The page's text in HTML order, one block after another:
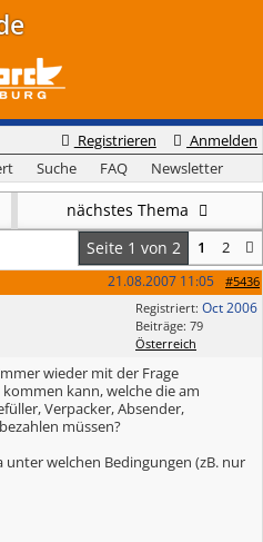
Registrieren Anmelden
Suche FAQ Newsletter
nächstes Thema
Seite 1 von 2 1
2
#5436
21.08.2007 11:05
Registriert: Oct 2006
Beiträge: 79
Österreich
wieder mit der Frage
kann, welche die am
Verpacker, Absender,
müssen?
unter welchen Bedingungen (zB. nur